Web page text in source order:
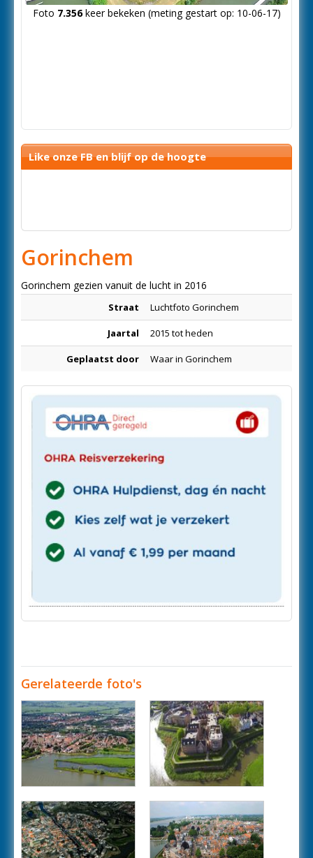
Foto 7.356keer bekeken (meting gestart op: 10-06-17)
Like onze FB en blijf op de hoogte
Gorinchem
Gorinchem gezien vanuit de lucht in 2016
Straat Luchtfoto Gorinchem
Jaartal 2015 tot heden
Geplaatst door Waar in Gorinchem
Gerelateerde foto's